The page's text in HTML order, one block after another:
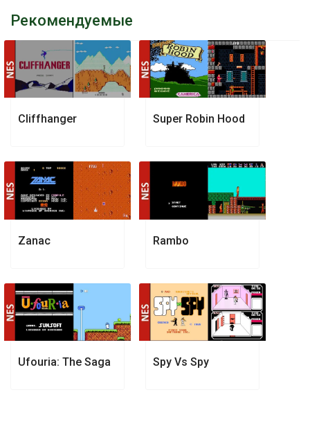
Рекомендуемые
Cliffhanger Super Robin Hood
Zanac Rambo
Ufouria: The Saga Spy Vs Spy